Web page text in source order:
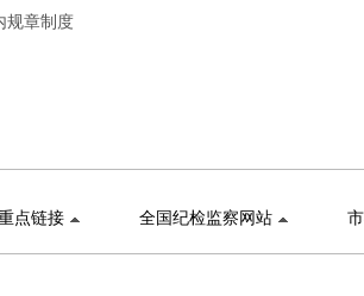
规章制度
点链接 全国纪检监察网站